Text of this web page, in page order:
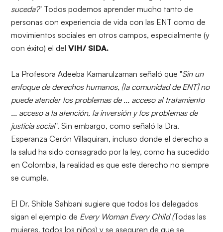
suceda?" Todos podemos aprender mucho tanto de
personas con experiencia de vida con las ENT como de
movimientos sociales en otros campos, especialmente (y
con éxito) el del VIH/ SIDA.
La Profesora Adeeba Kamarulzaman señaló que "Sin un
enfoque de derechos humanos, [la comunidad de ENT] no
puede atender los problemas de ... acceso al tratamiento
... acceso a la atención, la inversión y los problemas de
justicia social". Sin embargo, como señaló la Dra.
Esperanza Cerón Villaquiran, incluso donde el derecho a
la salud ha sido consagrado por la ley, como ha sucedido
en Colombia, la realidad es que este derecho no siempre
se cumple.
El Dr. Shible Sahbani sugiere que todos los delegados
sigan el ejemplo de Every Woman Every Child (Todas las
mujeres, todos los niños) y se aseguren de que se